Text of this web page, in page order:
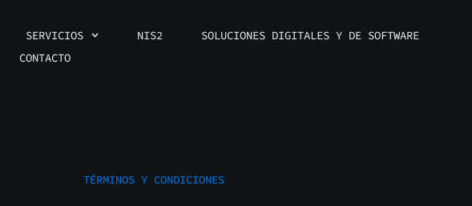
SERVICIOS NIS2
SOLUCIONES DIGITALES Y DE SOFTWARE
CONTACTO
TÉRMINOS Y CONDICIONES